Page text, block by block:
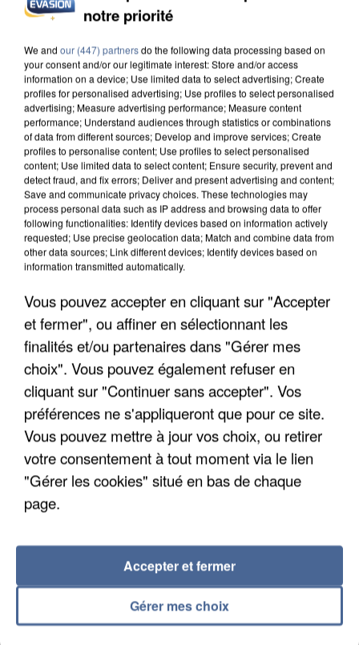
DE SOLIDARITÉ AVEC LES...
APRÈS TOUTES CES CANICULES, LES REFUGES
DE FAUNE SAUVAGE SONT...
L’UN DES FONDATEURS SUPPOSÉS DE LA DZ
MAFIA INTERPELLÉ EN ALGÉRIE
notre priorité
We and our (447) partnersdo the following data processing based on
your consent and/or our legitimate interest: Store and/or access
information on a device; Use limited data to select advertising; Create
profiles for personalised advertising; Use profiles to select personalised
advertising; Measure advertising performance; Measure content
performance; Understand audiences through statistics or combinations
of data from different sources; Develop and improve services; Create
profiles to personalise content; Use profiles to select personalised
content; Use limited data to select content; Ensure security, prevent and
detect fraud, and fix errors; Deliver and present advertising and content;
Save and communicate privacy choices. These technologies may
process personal data such as IP address and browsing data to offer
following functionalities: Identify devices based on information actively
requested; Use precise geolocation data; Match and combine data from
other data sources; Link different devices; Identify devices based on
information transmitted automatically.
Vous pouvez accepter en cliquant sur "Accepter
et fermer", ou affiner en sélectionnant les
finalités et/ou partenaires dans "Gérer mes
choix". Vous pouvez également refuser en
cliquant sur "Continuer sans accepter". Vos
préférences ne s'appliqueront que pour ce site.
Vous pouvez mettre à jour vos choix, ou retirer
votre consentement à tout moment via le lien
"Gérer les cookies" situé en bas de chaque
page.
Gérer mes choix
Accepter et fermer